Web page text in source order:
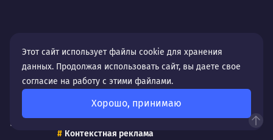
Крутики
Контекстная реклама
Этот сайт использует файлы cookie для хранения
данных. Продолжая использовать сайт, вы даете свое
согласие на работу с этими файлами.
Хорошо, принимаю